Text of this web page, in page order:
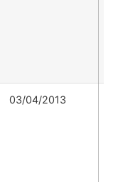
03/04/2013